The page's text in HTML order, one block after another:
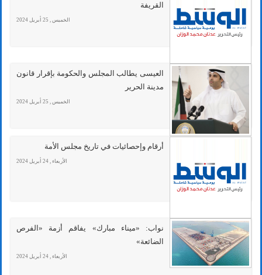
القريفة
الخميس , 25 أبريل 2024
العيسى يطالب المجلس والحكومة بإقرار قانون
مدينة الحرير
الخميس , 25 أبريل 2024
أرقام وإحصائيات في تاريخ مجلس الأمة
الأربعاء , 24 أبريل 2024
نواب: «ميناء مبارك» يفاقم أزمة «الفرص
الضائعة»
الأربعاء , 24 أبريل 2024